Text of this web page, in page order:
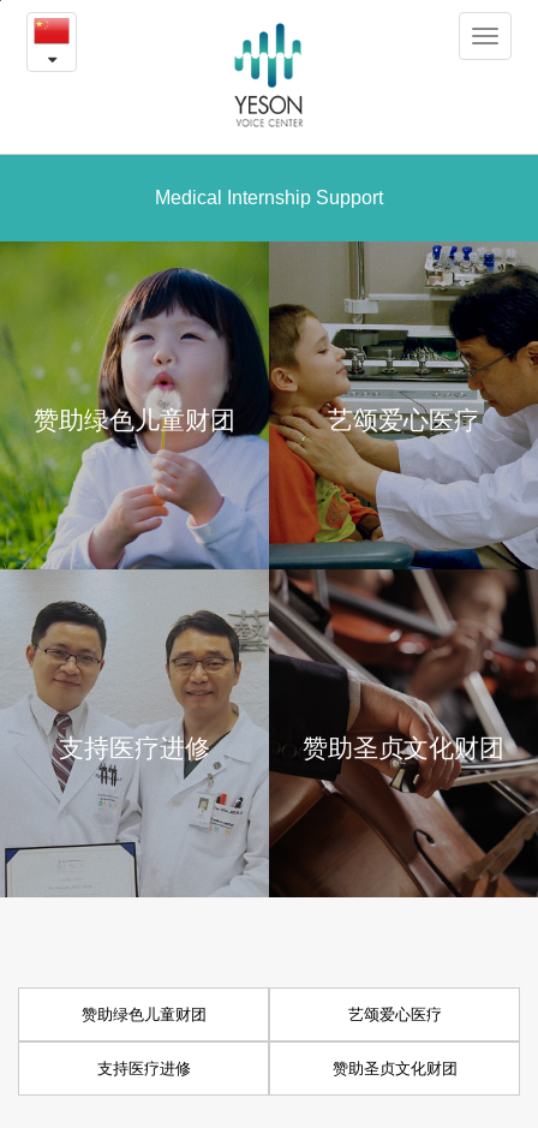
艺
颂
心
疗
目
Toggle
Medical Internship Support
赞助绿色儿童财团 艺颂爱心医疗
支持医疗进修 赞助圣贞文化财团
赞助绿色儿童财团 艺颂爱心医疗
支持医疗进修 赞助圣贞文化财团